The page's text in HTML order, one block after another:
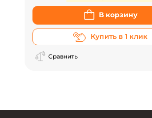
В корзину
Купить в 1 клик
Сравнить